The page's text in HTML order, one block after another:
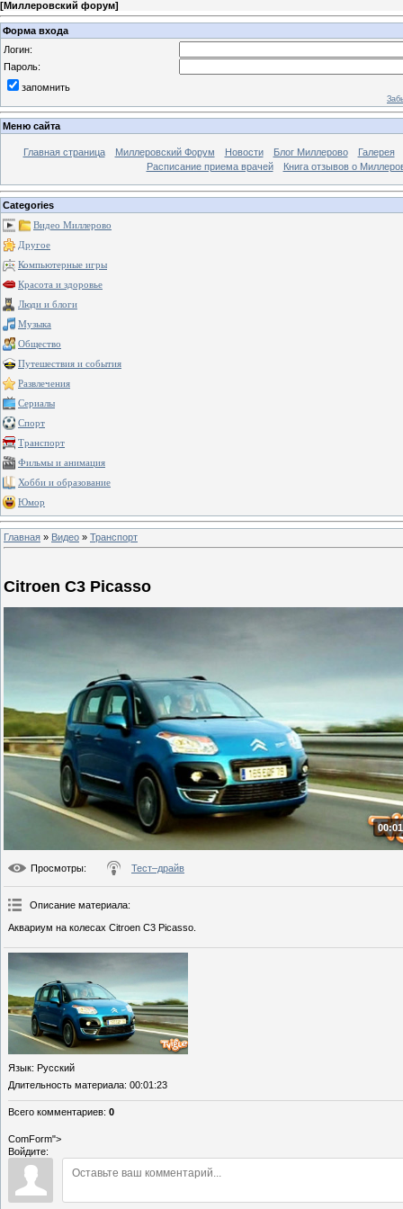
[Миллеровский форум]
Форма входа
Логин:
Пароль:
запомнить
Меню сайта
Главная страница Миллеровский Форум Новости Блог Миллерово
Галерея
Расписание приема врачей
Книга отзывов о
Categories
Видео Миллерово
Другое
Компьютерные игры
Красота и здоровье
Люди и блоги
Музыка
Общество
Путешествия и события
Развлечения
Сериалы
Спорт
Транспорт
Фильмы и анимация
Хобби и образование
Юмор
Главная » Видео » Транспорт
Citroen C3 Picasso
Просмотры: Тест–драйв
Описание материала:
Аквариум на колесах Citroen C3 Picasso.
Язык: Русский
Длительность материала: 00:01:23
Всего комментариев: 0
ComForm">
Войдите: